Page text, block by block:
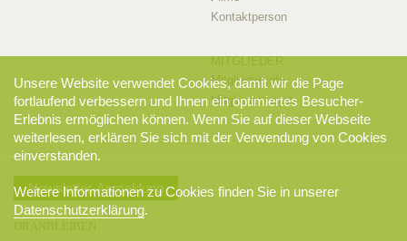
Kontaktperson
Mitglieder-Info
Mitglieder-Login
Newsletter-Anmeldung
Unsere Website verwendet Cookies, damit wir die Page
fortlaufend verbessern und Ihnen ein optimiertes Besucher-
Erlebnis ermöglichen können. Wenn Sie auf dieser Webseite
weiterlesen, erklären Sie sich mit der Verwendung von Cookies
einverstanden.
Weitere Informationen zu Cookies finden Sie in unserer
Datenschutzerklärung.